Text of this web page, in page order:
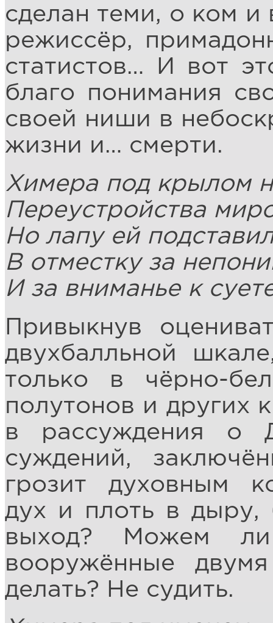
сделан теми, о ком и
режиссёр,
статистов… И вот
благо понимания
своей ниши в
жизни и… смерти.
Химера под крылом
Переустройства
Но лапу ей
В отместку за
И за вниманье к
Привыкнув
двухбалльной
только в чёрно-
полутонов и других
в рассуждения о
суждений,
грозит духовным
дух и плоть в дыру,
выход? Можем
вооружённые
делать? Не судить.